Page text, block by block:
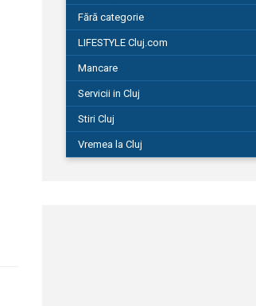
Fără categorie
LIFESTYLE Cluj.com
Mancare
Servicii in Cluj
Stiri Cluj
Vremea la Cluj